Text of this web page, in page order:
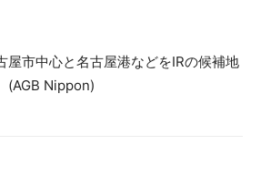
屋市中心と名古屋港などをIRの候補地
(AGB Nippon)